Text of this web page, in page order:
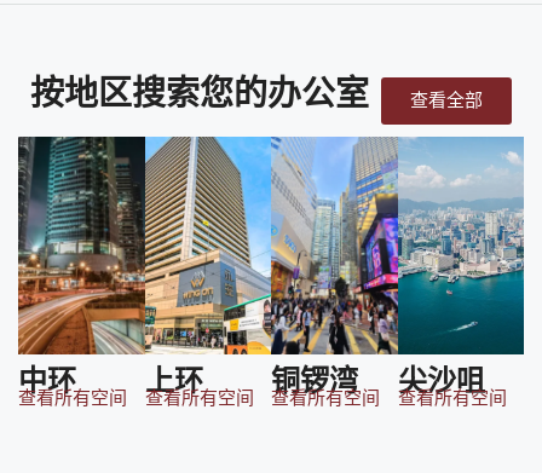
按地区搜索您的办公室 查看全部
中环
查看所有空间 上环
查看所有空间 铜锣湾
查看所有空间 尖沙咀
查看所有空间